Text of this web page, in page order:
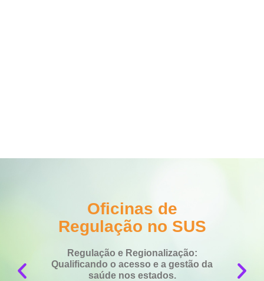
Oficinas de
Regulação no SUS
Regulação e Regionalização:
Qualificando o acesso e a gestão da
saúde nos estados.